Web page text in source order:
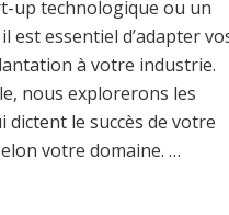
up technologique ou un
est essentiel d’adapter
à votre industrie.
nous explorerons les
dictent le succès de votre
votre domaine. …